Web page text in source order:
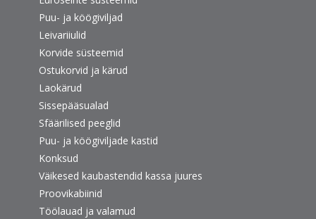
Puu- ja köögiviljad
Leivariiulid
Korvide süsteemid
Ostukorvid ja kärud
Laokärud
Sissepääsualad
Sfäärilised peeglid
Puu- ja köögiviljade kastid
Konksud
Väikesed kaubastendid kassa juures
Proovikabiinid
Töölauad ja valamud